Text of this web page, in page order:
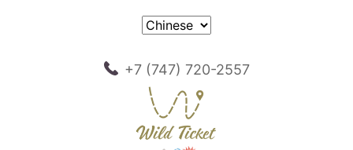
+7 (747) 720-2557